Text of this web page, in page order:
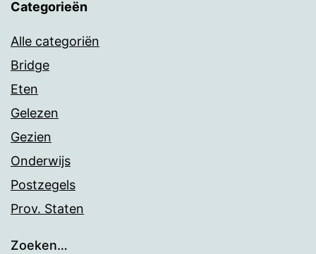
Categorieën
Alle categoriën
Bridge
Eten
Gelezen
Gezien
Onderwijs
Postzegels
Prov. Staten
Zoeken…